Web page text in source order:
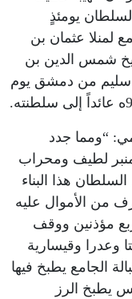
يومئذٍ
لمنلا عثمان بن
شمس الدين بن
سليم من دمشق يوم
“ومما جدد
لطيف ومحراب
هذا البناء
من الأموال عليه
مؤذنين ووقف
وعدرا وقيسارية
الجامع يطبخ فيها
يطبخ الرز